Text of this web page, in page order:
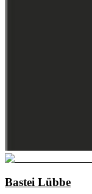
Bastei Lübbe